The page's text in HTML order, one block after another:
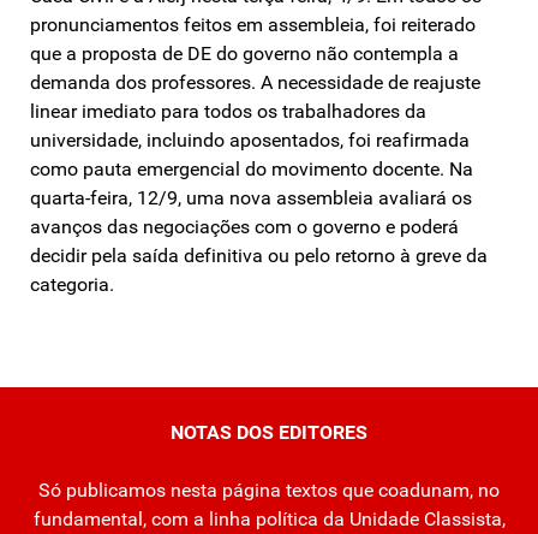
pronunciamentos feitos em assembleia, foi reiterado
que a proposta de DE do governo não contempla a
demanda dos professores. A necessidade de reajuste
linear imediato para todos os trabalhadores da
universidade, incluindo aposentados, foi reafirmada
como pauta emergencial do movimento docente. Na
quarta-feira, 12/9, uma nova assembleia avaliará os
avanços das negociações com o governo e poderá
decidir pela saída definitiva ou pelo retorno à greve da
categoria.
NOTAS DOS EDITORES
Só publicamos nesta página textos que coadunam, no
fundamental, com a linha política da Unidade Classista,